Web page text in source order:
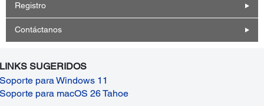
Registro
Contáctanos
LINKS SUGERIDOS
Soporte para Windows 11
Soporte para macOS 26 Tahoe